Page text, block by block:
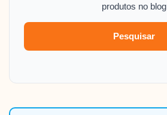
produtos no blog
Pesquisar